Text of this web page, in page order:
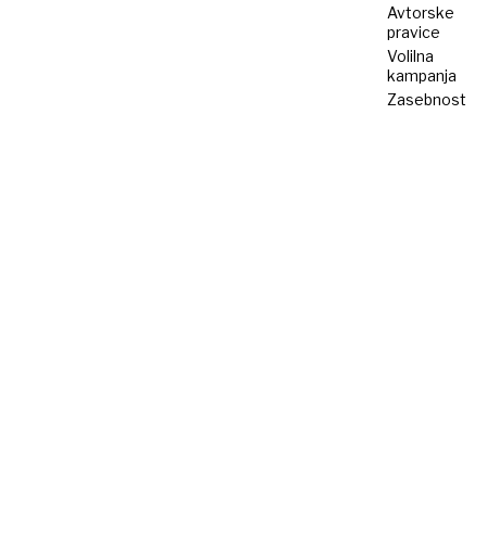
Avtorske
pravice
Volilna
kampanja
Zasebnost